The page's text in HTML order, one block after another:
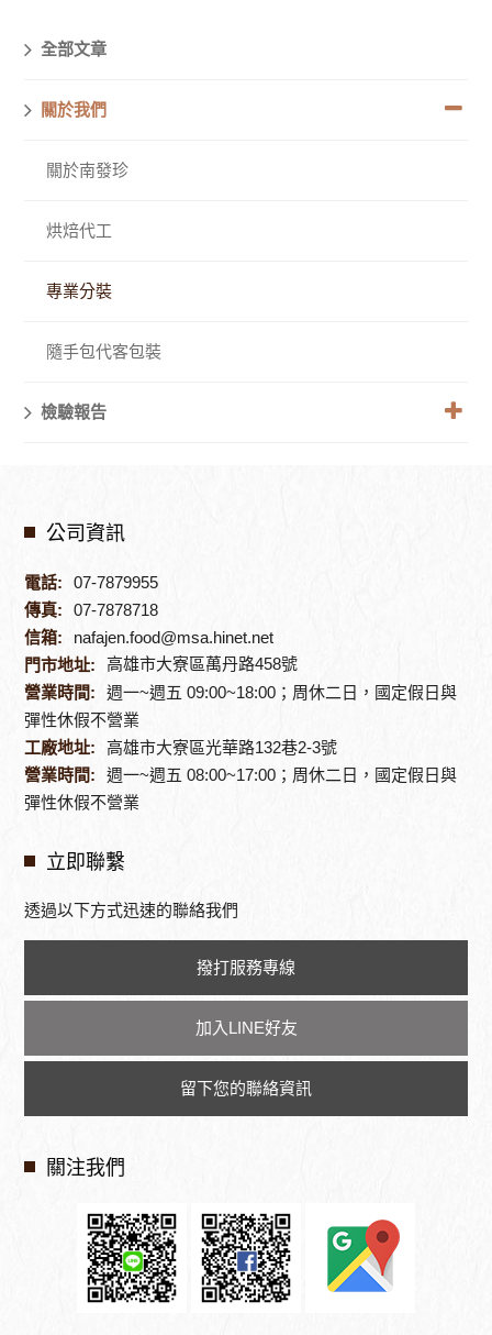
全部文章
關於我們
關於南發珍
烘焙代工
專業分裝
隨手包代客包裝
檢驗報告
公司資訊
電話:
07-7879955
傳真:
07-7878718
信箱:
nafajen.food@msa.hinet.net
門市地址:
高雄市大寮區萬丹路458號
營業時間:
週一~週五 09:00~18:00；周休二日，國定假日與
彈性休假不營業
工廠地址:
高雄市大寮區光華路132巷2-3號
營業時間:
週一~週五 08:00~17:00；周休二日，國定假日與
彈性休假不營業
立即聯繫
透過以下方式迅速的聯絡我們
撥打服務專線
加入LINE好友
留下您的聯絡資訊
關注我們